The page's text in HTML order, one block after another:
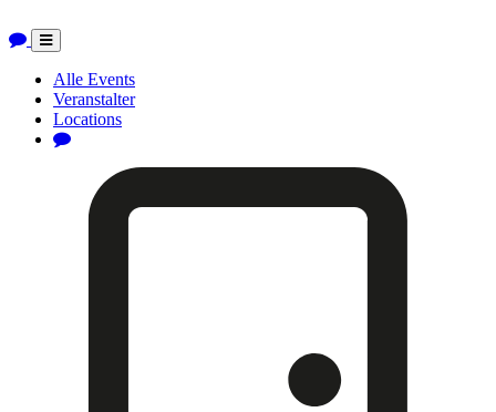
Toggle
navigation
Alle Events
Veranstalter
Locations